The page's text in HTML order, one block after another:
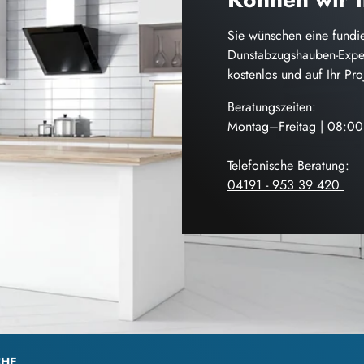
Sie wünschen eine
Dunstabzugshauben-
kostenlos und auf Ihr
Beratungszeiten:
Montag–Freitag |
Telefonische Beratung:
04191 - 953 39 420